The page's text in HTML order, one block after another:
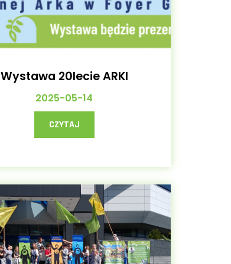
Wystawa 20lecie ARKI
2025-05-14
CZYTAJ